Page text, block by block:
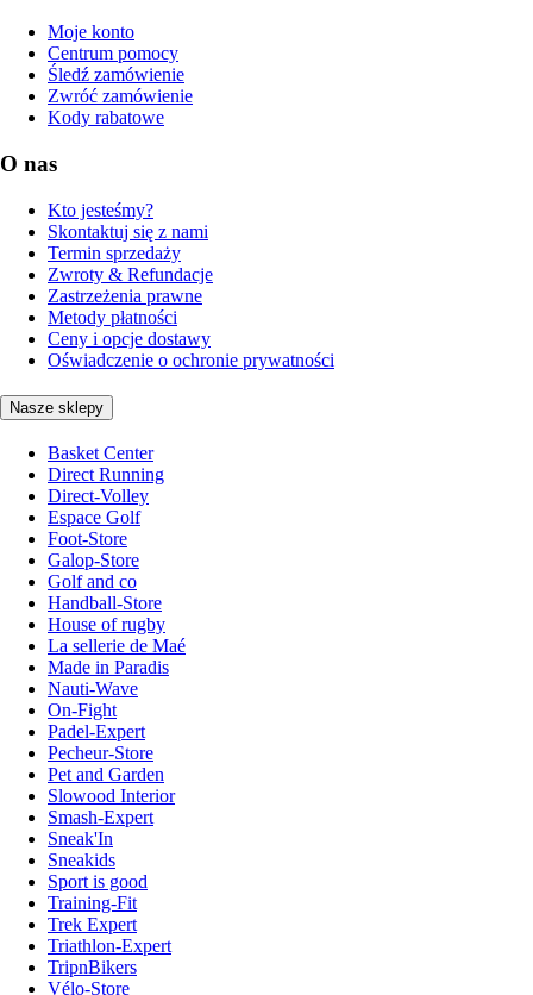
Moje konto
Centrum pomocy
Śledź zamówienie
Zwróć zamówienie
Kody rabatowe
O nas
Kto jesteśmy?
Skontaktuj się z nami
Termin sprzedaży
Zwroty & Refundacje
Zastrzeżenia prawne
Metody płatności
Ceny i opcje dostawy
Oświadczenie o ochronie prywatności
Nasze sklepy
Basket Center
Direct Running
Direct-Volley
Espace Golf
Foot-Store
Galop-Store
Golf and co
Handball-Store
House of rugby
La sellerie de Maé
Made in Paradis
Nauti-Wave
On-Fight
Padel-Expert
Pecheur-Store
Pet and Garden
Slowood Interior
Smash-Expert
Sneak'In
Sneakids
Sport is good
Training-Fit
Trek Expert
Triathlon-Expert
TripnBikers
Vélo-Store